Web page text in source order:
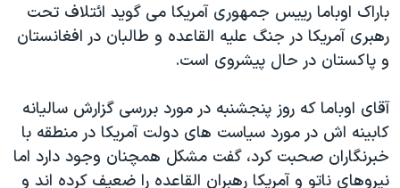
تریبونال مردمی آبان ۹۸
دادگاه حمید نوری
قانون شفافیت دارائی کادر رهبری ایران
اعتراضات مردمی آبان ۹۸
اسرائیل در جنگ
باراک اوباما رییس جمهوری آمریکا می گوید ائتلاف تحت
رهبری آمریکا در جنگ علیه القاعده و طالبان در افغانستان
و پاکستان در حال پیشروی است.
آقای اوباما که روز پنجشنبه در مورد بررسی گزارش سالیانه
کابینه اش در مورد سیاست های دولت آمریکا در منطقه با
خبرنگاران صحبت کرد، گفت مشکل همچنان وجود دارد اما
نیروهای ناتو و آمریکا رهبران القاعده را ضعیف کرده اند و